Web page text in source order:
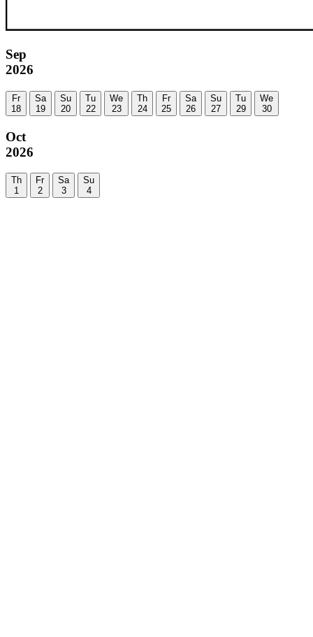
Sep
2026
Fr
18
Sa
19
Su
20
Tu
22
We
23
Th
24
Fr
25
Sa
26
Su
27
Tu
29
We
30
Oct
2026
Th
1
Fr
2
Sa
3
Su
4